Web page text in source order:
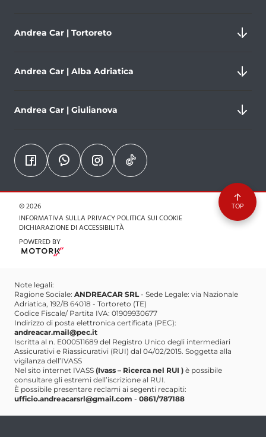
Andrea Car | Tortoreto
Nazionale Adriatica, 192/b, 64018 Tortoreto
comunicazione.andreacar@gmail.com
Andrea Car | Alba Adriatica
Via Vittorio Veneto, 18, 64011 Alba Adriatica
Partita IVA 01909930677
+393806354850
comunicazione.andreacar@gmail.com
Andrea Car | Giulianova
Via Galileo Galilei, 273, 64021 Giulianova
+393290661887
comunicazione.andreacar@gmail.com
© 2026
INFORMATIVA SULLA PRIVACY POLITICA SUI COOKIE
DICHIARAZIONE DI ACCESSIBILITÀ
POWERED BY
TOP
Note legali:
Ragione Sociale: ANDREACAR SRL- Sede Legale: via Nazionale
Adriatica, 192/B 64018 - Tortoreto (TE)
Codice Fiscale/ Partita IVA: 01909930677
Indirizzo di posta elettronica certificata (PEC):
andreacar.mail@pec.it
Iscritta al n. E000511689 del Registro Unico degli intermediari
Assicurativi e Riassicurativi (RUI) dal 04/02/2015. Soggetta alla
vigilanza dell’IVASS
Nel sito internet IVASS (Ivass – Ricerca nel RUI ) è possibile
consultare gli estremi dell’iscrizione al RUI.
È possibile presentare reclami ai segenti recapiti:
ufficio.andreacarsrl@gmail.com - 0861/787188